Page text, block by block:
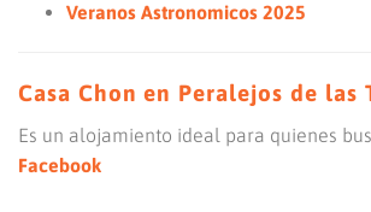
Veranos Astronomicos 2025
Casa Chon en Peralejos de las
Es un alojamiento ideal para quienes
Facebook